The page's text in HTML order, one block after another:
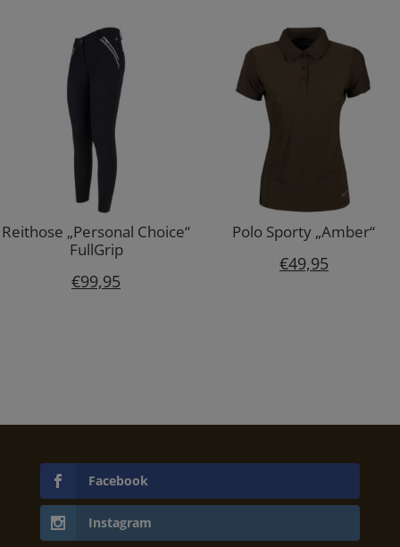
Reithose „Personal Choice“
FullGrip
€99,95
Polo Sporty „Amber“
€49,95
Facebook
Instagram